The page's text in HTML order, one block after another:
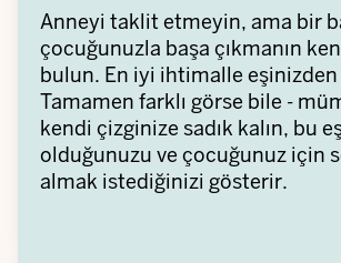
Anneyi taklit etmeyin, ama bir
çocuğunuzla başa çıkmanın
bulun. En iyi ihtimalle eşinizden
Tamamen farklı görse bile -
kendi çizginize sadık kalın, bu
olduğunuzu ve çocuğunuz için
almak istediğinizi gösterir.